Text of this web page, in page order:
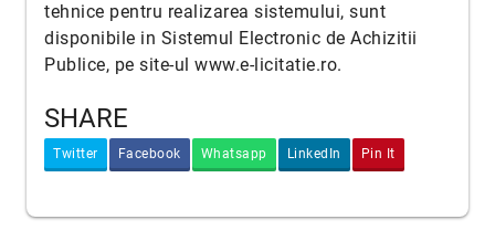
tehnice pentru realizarea sistemului, sunt
disponibile in Sistemul Electronic de Achizitii
Publice, pe site-ul www.e-licitatie.ro.
SHARE
Twitter Facebook Whatsapp LinkedIn Pin It